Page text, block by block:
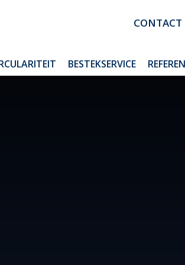
CONTACT
BESTEKSERVICE